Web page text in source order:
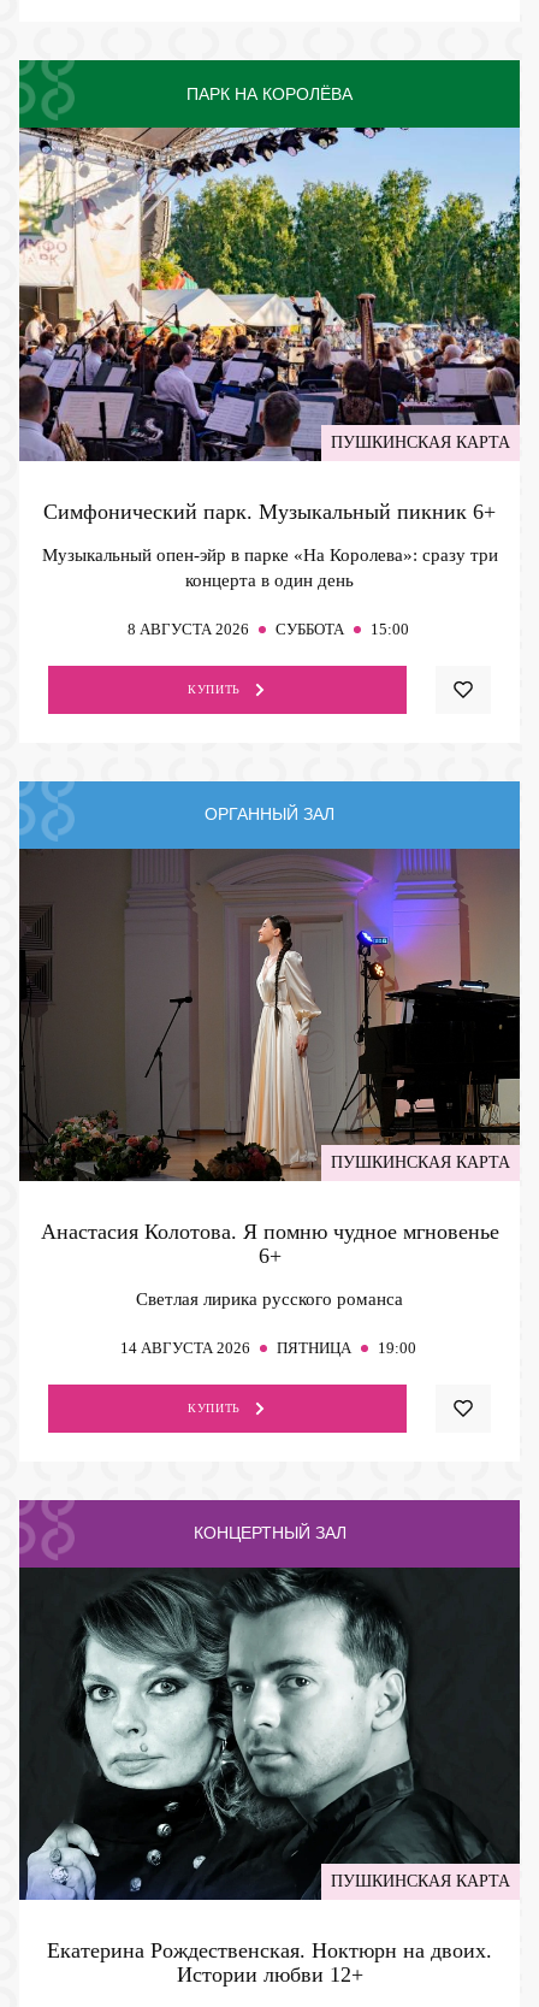
ПАРК НА КОРОЛЁВА
ПУШКИНСКАЯ КАРТА
Симфонический парк. Музыкальный пикник 6+
Музыкальный опен-эйр в парке «На Королева»: сразу три
концерта в один день
8 АВГУСТА 2026 СУББОТА 15:00
КУПИТЬ
ОРГАННЫЙ ЗАЛ
ПУШКИНСКАЯ КАРТА
Анастасия Колотова. Я помню чудное мгновенье
6+
Светлая лирика русского романса
14 АВГУСТА 2026 ПЯТНИЦА 19:00
КУПИТЬ
КОНЦЕРТНЫЙ ЗАЛ
ПУШКИНСКАЯ КАРТА
Екатерина Рождественская. Ноктюрн на двоих.
Истории любви 12+